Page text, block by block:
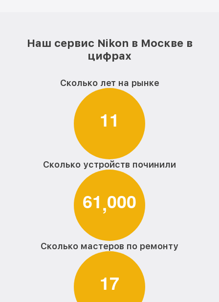
Наш сервис Nikon в Москве в
цифрах
Сколько лет на рынке
11
Сколько устройств починили
61,000
Сколько мастеров по ремонту
17